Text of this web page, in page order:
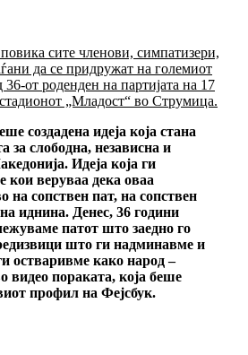
сите членови, симпатизери,
да се придружат на големиот
от роденден на партијата на 17
„Младост“ во Струмица.
создадена идеја која стана
за слободна, независна и
Идеја која ги
кои веруваа дека оваа
на сопствен пат, на сопствен
иднина. Денес, 36 години
патот што заедно го
што ги надминавме и
остваривме како народ –
видео пораката, која беше
профил на Фејсбук.